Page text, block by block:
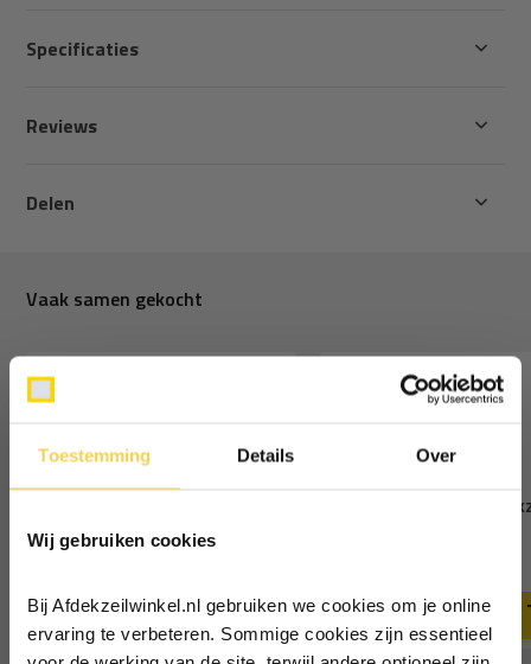
Toestemming Details Over
Wij gebruiken cookies
Bij Afdekzeilwinkel.nl gebruiken we cookies om je online
ervaring te verbeteren. Sommige cookies zijn essentieel
Specificaties
Reviews
Delen
Vaak samen gekocht
17,68
4x6 wit 250gr
Ontvang €5,- korting!
Schrijf je in voor de nieuwsbrief en
Vul je e-mailadres in‍⁪⁪